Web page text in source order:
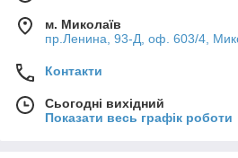
м. Миколаїв
пр.Ленина, 93-Д, оф. 603/4,
Контакти
Сьогодні вихідний
Показати весь графік роботи